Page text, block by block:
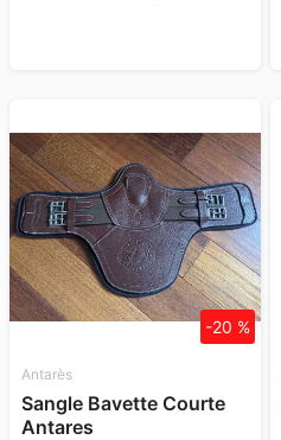
Antarès
Sangle Bavette Courte
Antares
-20 %